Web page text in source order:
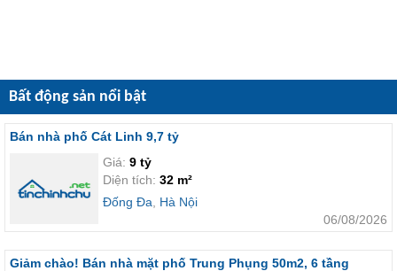
Bất động sản nổi bật
Bán nhà phố Cát Linh 9,7 tỷ
Giá: 9 tỷ
Diện tích: 32 m²
Đống Đa
Hà Nội
06/08/2026
Giảm chào! Bán nhà mặt phố Trung Phụng 50m2, 6 tầng